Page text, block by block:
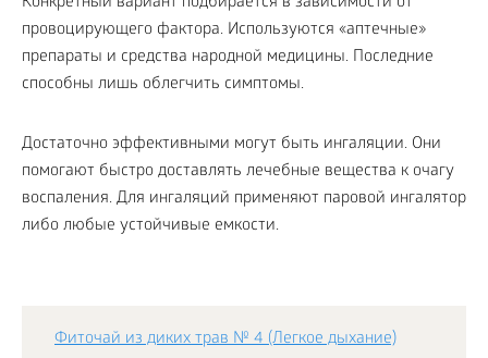
провоцирующего фактора. Используются «аптечные»
препараты и средства народной медицины. Последние
способны лишь облегчить симптомы.
Достаточно эффективными могут быть ингаляции. Они
помогают быстро доставлять лечебные вещества к очагу
воспаления. Для ингаляций применяют паровой ингалятор
либо любые устойчивые емкости.
Фиточай из диких трав № 4 (Легкое дыхание)